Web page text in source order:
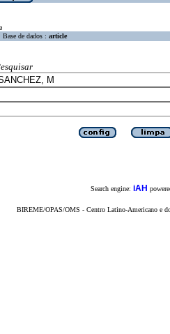
Base de dados : article
Search engine: iAH
BIREME/OPAS/OMS - Centro Latino-Americano e